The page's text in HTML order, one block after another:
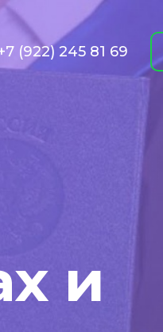
и
(922) 245 81 69